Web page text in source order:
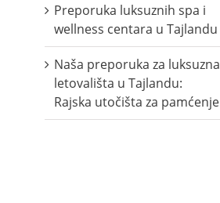
Preporuka luksuznih spa i
wellness centara u Tajlandu
Naša preporuka za luksuzna
letovališta u Tajlandu:
Rajska utočišta za pamćenje